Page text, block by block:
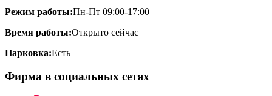
Режим работы:Пн-Пт 09:00-17:00
Время работы:Открыто сейчас
Парковка:Есть
Фирма в социальных сетях